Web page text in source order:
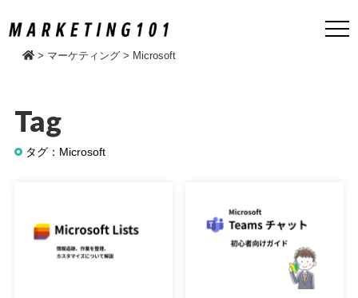
> マーケティング > Microsoft
Tag
タグ：Microsoft